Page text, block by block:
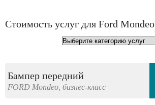
Стоимость услуг для Ford Mondeo
Бампер передний
FORD Mondeo, бизнес-класс